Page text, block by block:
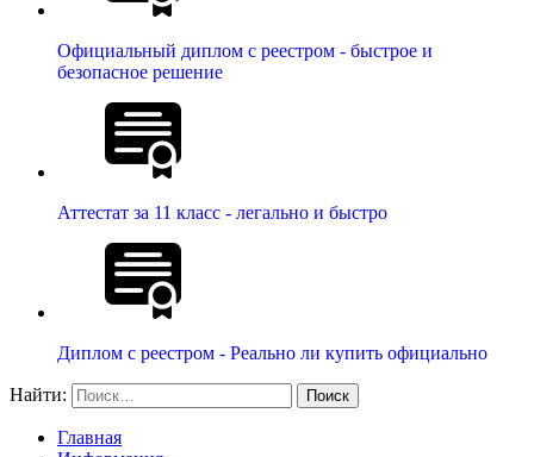
Официальный диплом с реестром - быстрое и
безопасное решение
Аттестат за 11 класс - легально и быстро
Диплом с реестром - Реально ли купить официально
Найти:
Главная